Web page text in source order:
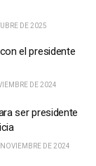
DE 2025
el presidente
DE 2024
ser presidente
DE 2024